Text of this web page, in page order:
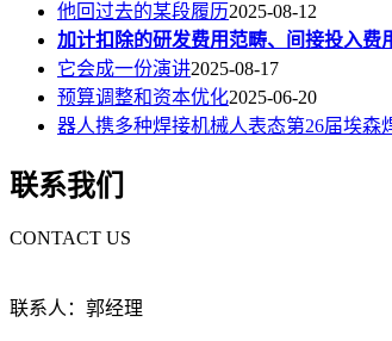
他回过去的某段履历2025-08-12
加计扣除的研发费用范畴、间接投入费
它会成一份演讲2025-08-17
预算调整和资本优化2025-06-20
器人携多种焊接机械人表态第26届埃森
联系我们
CONTACT US
联系人：郭经理